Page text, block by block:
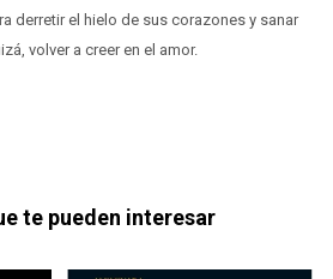
derretir el hielo de sus corazones y sanar
volver a creer en el amor.
te pueden interesar